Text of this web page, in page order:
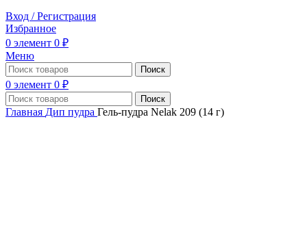
Вход / Регистрация
Избранное
0 элемент 0 ₽
Меню
Поиск
0 элемент 0 ₽
Поиск
Главная Дип пудра Гель-пудра Nelak 209 (14 г)